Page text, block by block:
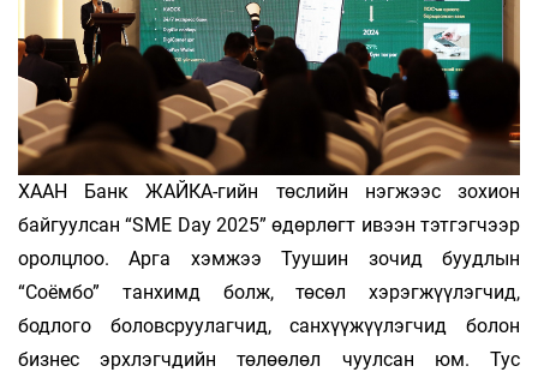
ХААН Банк ЖАЙКА-гийн төслийн нэгжээс зохион
байгуулсан “SME Day 2025” өдөрлөгт ивээн тэтгэгчээр
оролцлоо. Арга хэмжээ Туушин зочид буудлын
“Соёмбо” танхимд болж, төсөл хэрэгжүүлэгчид,
бодлого боловсруулагчид, санхүүжүүлэгчид болон
бизнес эрхлэгчдийн төлөөлөл чуулсан юм. Тус